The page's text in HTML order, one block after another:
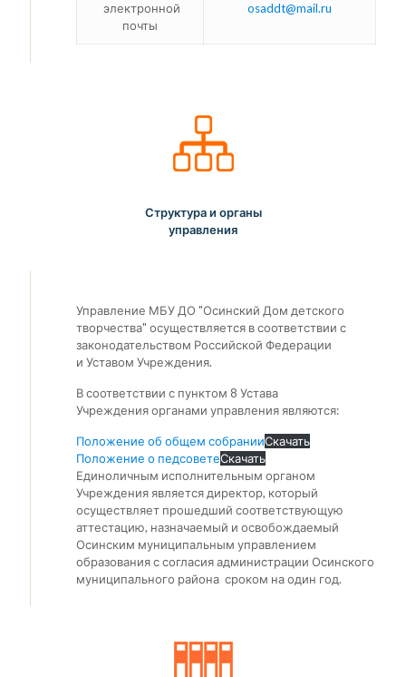
электронной
почты
osaddt@mail.ru
Структура и органы
управления
Управление МБУ ДО "Осинский Дом детского
творчества" осуществляется в соответствии с
законодательством Российской Федерации
и Уставом Учреждения.
В соответствии с пунктом 8 Устава
Учреждения органами управления являются:
Положение об общем собранииСкачать
Положение о педсоветеСкачать
Единоличным исполнительным органом
Учреждения является директор, который
осуществляет прошедший соответствующую
аттестацию, назначаемый и освобождаемый
Осинским муниципальным управлением
образования с согласия администрации Осинского
муниципального района сроком на один год.